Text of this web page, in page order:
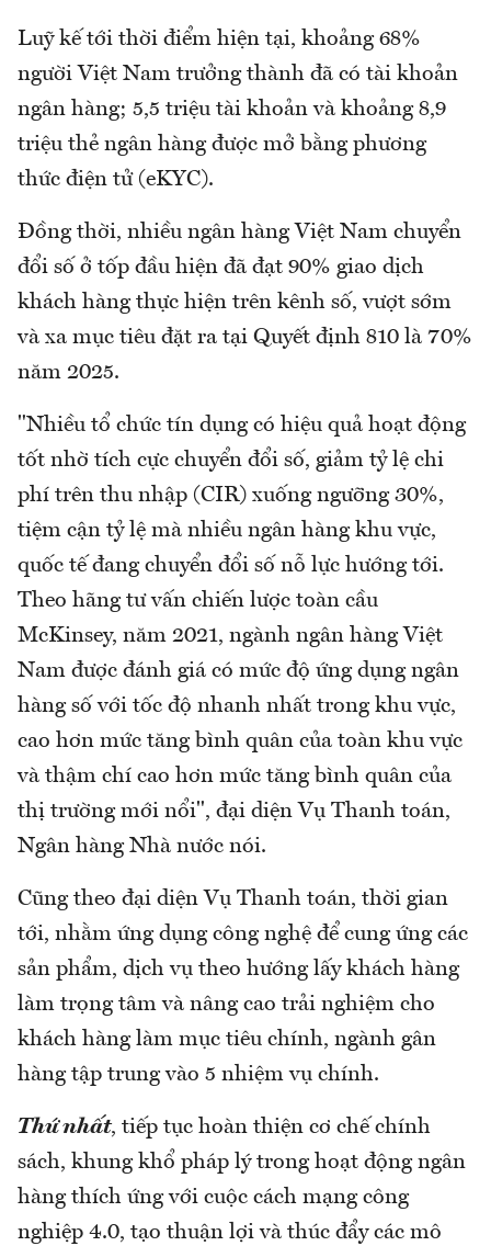
Luỹ kế tới thời điểm hiện tại, khoảng 68%
người Việt Nam trưởng thành đã có tài khoản
ngân hàng; 5,5 triệu tài khoản và khoảng 8,9
triệu thẻ ngân hàng được mở bằng phương
thức điện tử (eKYC).
Đồng thời, nhiều ngân hàng Việt Nam chuyển
đổi số ở tốp đầu hiện đã đạt 90% giao dịch
khách hàng thực hiện trên kênh số, vượt sớm
và xa mục tiêu đặt ra tại Quyết định 810 là 70%
năm 2025.
"Nhiều tổ chức tín dụng có hiệu quả hoạt động
tốt nhờ tích cực chuyển đổi số, giảm tỷ lệ chi
phí trên thu nhập (CIR) xuống ngưỡng 30%,
tiệm cận tỷ lệ mà nhiều ngân hàng khu vực,
quốc tế đang chuyển đổi số nỗ lực hướng tới.
Theo hãng tư vấn chiến lược toàn cầu
McKinsey, năm 2021, ngành ngân hàng Việt
Nam được đánh giá có mức độ ứng dụng ngân
hàng số với tốc độ nhanh nhất trong khu vực,
cao hơn mức tăng bình quân của toàn khu vực
và thậm chí cao hơn mức tăng bình quân của
thị trường mới nổi", đại diện Vụ Thanh toán,
Ngân hàng Nhà nước nói.
Cũng theo đại diện Vụ Thanh toán, thời gian
tới, nhằm ứng dụng công nghệ để cung ứng các
sản phẩm, dịch vụ theo hướng lấy khách hàng
làm trọng tâm và nâng cao trải nghiệm cho
khách hàng làm mục tiêu chính, ngành gân
hàng tập trung vào 5 nhiệm vụ chính.
Thứ nhất, tiếp tục hoàn thiện cơ chế chính
sách, khung khổ pháp lý trong hoạt động ngân
hàng thích ứng với cuộc cách mạng công
nghiệp 4.0, tạo thuận lợi và thúc đẩy các mô